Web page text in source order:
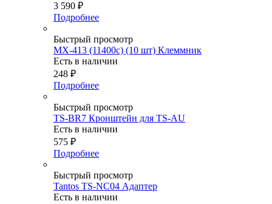
3 590 ₽
Подробнее
Быстрый просмотр
MX-413 (11400c) (10 шт) Клеммник
Есть в наличии
248 ₽
Подробнее
Быстрый просмотр
TS-BR7 Кронштейн для TS-AU
Есть в наличии
575 ₽
Подробнее
Быстрый просмотр
Tantos TS-NC04 Адаптер
Есть в наличии